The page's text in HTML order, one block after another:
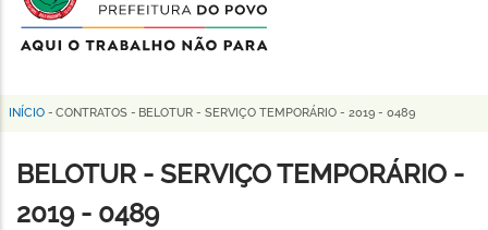
de
Horizonte
Trilha
de
navegação
INÍCIO - CONTRATOS - BELOTUR - SERVIÇO TEMPORÁRIO - 2019 - 0489
BELOTUR - SERVIÇO TEMPORÁRIO -
2019 - 0489